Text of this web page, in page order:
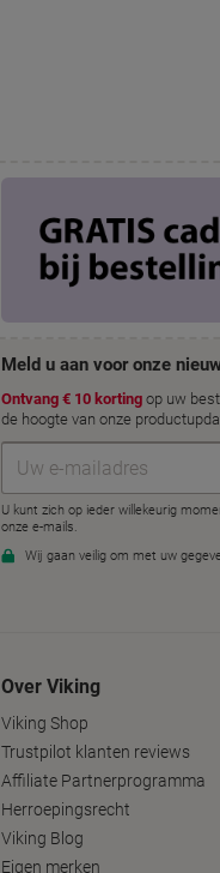
Over Viking
Viking Shop
Trustpilot klanten reviews
Affiliate Partnerprogramma
Herroepingsrecht
Viking Blog
Eigen merken